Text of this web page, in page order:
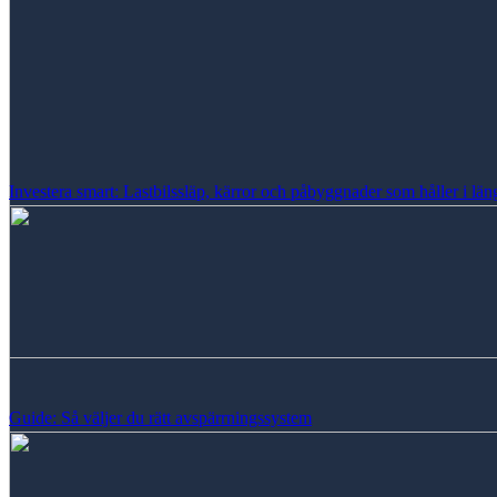
Investera smart: Lastbilssläp, kärror och påbyggnader som håller i
Guide: Så väljer du rätt avspärrningssystem